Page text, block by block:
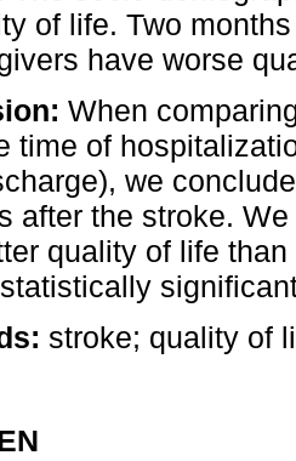
of life. Two
have worse
When
time of
we
after the stroke.
quality of life
stroke; quality of